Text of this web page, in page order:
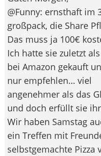
@Funny: ernsthaft im
großpack, die Share
Das muss ja 100€
Ich hatte sie zuletzt
bei Amazon gekauft
nur empfehlen… viel
angenehmer als das
und doch erfüllt sie
Wir haben Samstag
ein Treffen mit
selbstgemachte